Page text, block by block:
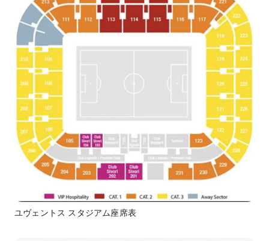
ユヴェントス スタジアム座席表